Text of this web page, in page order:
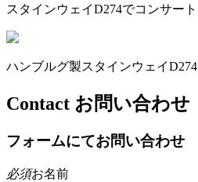
スタインウェイD274でコンサート
ハンブルグ製スタインウェイD274
Contact お問い合わせ
フォームにてお問い合わせ
必須お名前